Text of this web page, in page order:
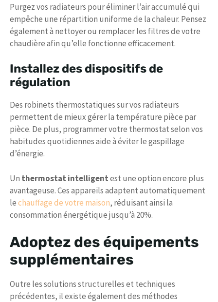
Purgez vos radiateurs pour éliminer l’air accumulé qui
empêche une répartition uniforme de la chaleur. Pensez
également à nettoyer ou remplacer les filtres de votre
chaudière afin qu’elle fonctionne efficacement.
Installez des dispositifs de
régulation
Des robinets thermostatiques sur vos radiateurs
permettent de mieux gérer la température pièce par
pièce. De plus, programmer votre thermostat selon vos
habitudes quotidiennes aide à éviter le gaspillage
d’énergie.
Un thermostat intelligentest une option encore plus
avantageuse. Ces appareils adaptent automatiquement
lechauffage de votre maison, réduisant ainsi la
consommation énergétique jusqu’à 20%.
Adoptez des équipements
supplémentaires
Outre les solutions structurelles et techniques
précédentes, il existe également des méthodes